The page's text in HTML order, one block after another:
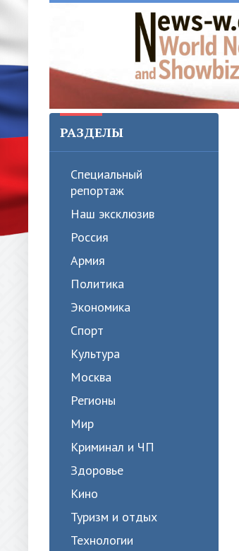
РАЗДЕЛЫ
Специальный
репортаж
Наш эксклюзив
Россия
Армия
Политика
Экономика
Спорт
Культура
Москва
Регионы
Мир
Криминал и ЧП
Здоровье
Кино
Туризм и отдых
Технологии